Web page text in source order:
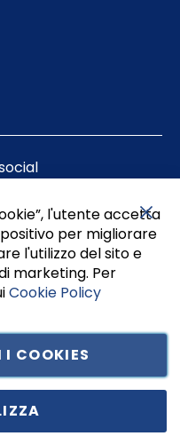
(NA) - C.F. 05834470634 -
l'utente accetta
per migliorare
l'utilizzo del sito e
marketing. Per
Cookie Policy
COOKIES